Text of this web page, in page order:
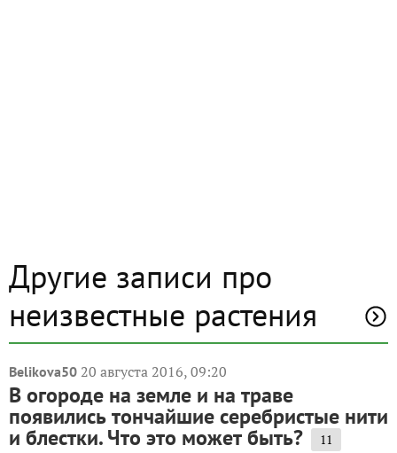
Другие записи про
неизвестные растения
Belikova50 20 августа 2016, 09:20
В огороде на земле и на траве
появились тончайшие серебристые нити
и блестки. Что это может быть? 11